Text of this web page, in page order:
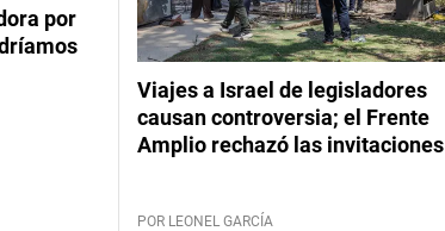
por
Viajes a Israel de legisladores
causan controversia; el Frente
Amplio rechazó las invitaciones
POR LEONEL GARCÍA